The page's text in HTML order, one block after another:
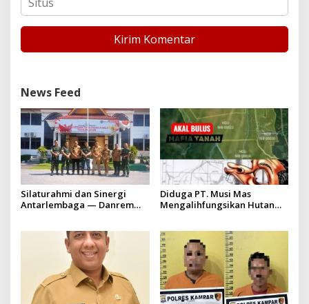
News Feed
Silaturahmi dan Sinergi
Antarlembaga — Danrem
Diduga PT. Musi Mas
Mengalihfungsikan Hutan
yang diizinkan